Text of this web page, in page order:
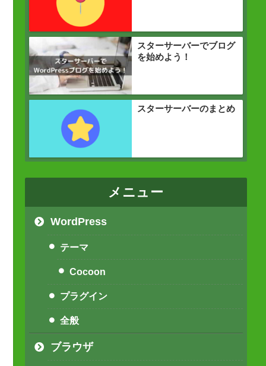
スターサーバーでブログ
を始めよう！
スターサーバーのまとめ
メニュー
WordPress
テーマ
Cocoon
プラグイン
全般
ブラウザ